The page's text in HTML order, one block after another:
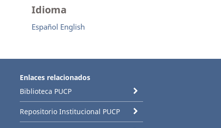
Idioma
Español English
Enlaces relacionados
Biblioteca PUCP
Repositorio Institucional PUCP